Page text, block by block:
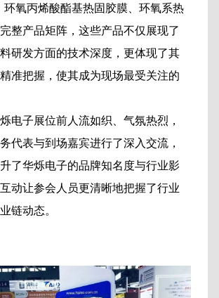
环氧丙烯酸酯基热固胶膜、环氧系热
整产品矩阵，这些产品不仅展现了
研发方面的技术深度，更体现了其
准把握，使其成为现场最受关注的
电子展位前人流如织、气氛热烈，
代表与到场嘉宾进行了深入交流，
了华烁电子的品牌知名度与行业影
动让参会人员更清晰地把握了行业
链动态。